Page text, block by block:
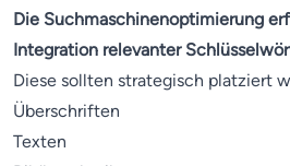
Die Suchmaschinenoptimierung
Integration relevanter
Diese sollten strategisch platziert
Überschriften
Texten